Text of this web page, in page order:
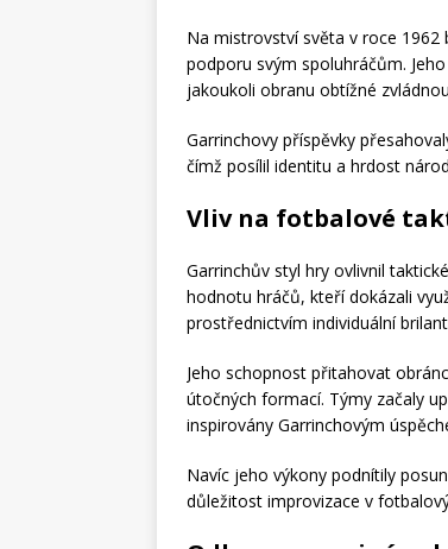
Na mistrovství světa v roce
podporu svým spoluhráčům.
jakoukoli obranu obtížné
Garrinchovy příspěvky
čímž posílil identitu a hrdost
Vliv na fotbalové
Garrinchův styl hry ovlivnil
hodnotu hráčů, kteří dokázali
prostřednictvím individuální
Jeho schopnost přitahovat
útočných formací. Týmy začaly
inspirovány Garrinchovým
Navíc jeho výkony podnítily
důležitost improvizace v